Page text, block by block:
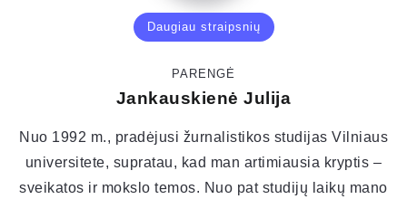
Daugiau straipsnių
PARENGĖ
Jankauskienė Julija
Nuo 1992 m., pradėjusi žurnalistikos studijas Vilniaus
universitete, supratau, kad man artimiausia kryptis –
sveikatos ir mokslo temos. Nuo pat studijų laikų mano